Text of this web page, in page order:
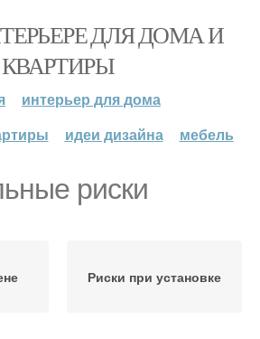
ДЛЯ ДОМА И
КВАРТИРЫ
интерьер для дома
идеи дизайна мебель
риски
Риски при установке